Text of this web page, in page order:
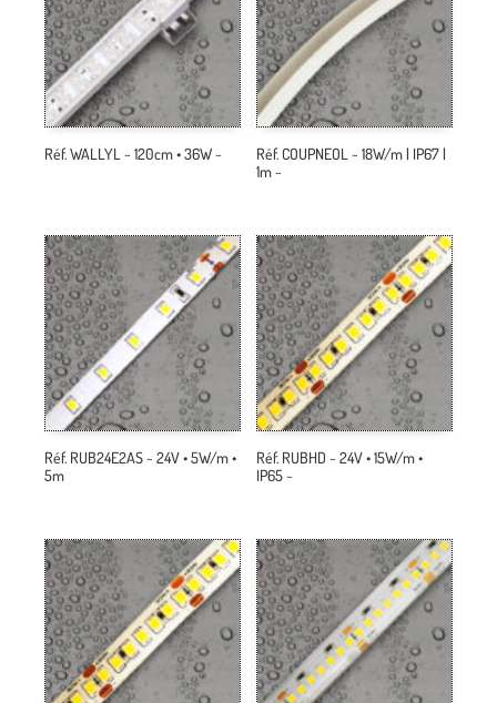
Réf. WALLYL ~ 120cm • 36W ~
Réf. COUPNEOL ~ 18W/m | IP67 |
1m ~
Réf. RUB24E2AS ~ 24V • 5W/m •
5m
Réf. RUBHD ~ 24V • 15W/m •
IP65 ~